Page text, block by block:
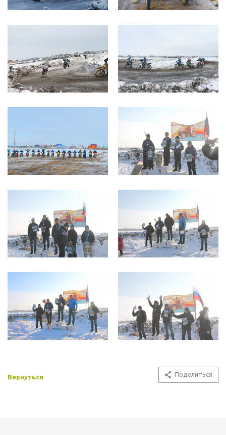
Вернуться Поделиться